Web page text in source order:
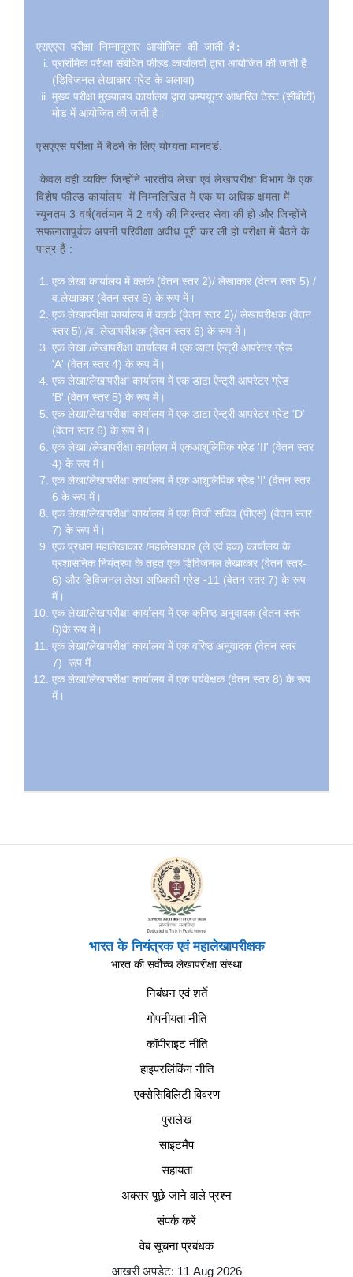
एसएएस परीक्षा निम्नानुसार आयोजित की जाती है:
प्रारांमिक परीक्षा संबंधित फील्ड कार्यालयों द्वारा आयोजित की जाती है
(डिविजनल लेखाकार ग्रेड के अलावा)
मुख्य परीक्षा मुख्यालय कार्यालय द्वारा कम्पयूटर आधारित टेस्ट (सीबीटी)
मोड में आयोजित की जाती है।
एसएएस परीक्षा में बैठने के लिए योग्यता मानदडं:
केवल वही व्यक्ति जिन्होंने भारतीय लेखा एवं लेखापरीक्षा विभाग के एक
विशेष फील्ड कार्यालय में निम्नलिखित में एक या अधिक क्षमता में
न्यूनतम 3 वर्ष(वर्तमान में 2 वर्ष) की निरन्तर सेवा की हो और जिन्होंने
सफलातापूर्वक अपनी परिवीक्षा अवीध पूरी कर ली हो परीक्षा में बैठने के
पात्र हैं :
एक लेखा कार्यालय में क्लर्क (वेतन स्तर 2)/ लेखाकार (वेतन स्तर 5) /
व.लेखाकार (वेतन स्तर 6) के रूप में।
एक लेखापरीक्षा कार्यालय में क्लर्क (वेतन स्तर 2)/ लेखापरीक्षक (वेतन
स्तर 5) /व. लेखापरीक्षक (वेतन स्तर 6) के रूप में।
एक लेखा /लेखापरीक्षा कार्यालय में एक डाटा ऐन्ट्री आपरेटर ग्रेड
'A' (वेतन स्तर 4) के रूप में।
एक लेखा/लेखापरीक्षा कार्यालय में एक डाटा ऐन्ट्री आपरेटर ग्रेड
'B' (वेतन स्तर 5) के रूप में।
एक लेखा/लेखापरीक्षा कार्यालय में एक डाटा ऐन्ट्री आपरेटर ग्रेड 'D'
(वेतन स्तर 6) के रूप में।
एक लेखा /लेखापरीक्षा कार्यालय में एकआशुलिपिकग्रेड 'II' (वेतन स्तर
4) के रूप में।
एक लेखा/लेखापरीक्षा कार्यालय में एक आशुलिपिकग्रेड 'I' (वेतन स्तर
6 के रूप में।
एक लेखा/लेखापरीक्षा कार्यालय में एक निजी सचिव (पीएस) (वेतन स्तर
7) के रूप में।
एक प्रधान महालेखाकार /महालेखाकार (ले एवं हक) कार्यालय के
प्रशासनिक नियंत्रण के तहत एक डिविजनल लेखाकार (वेतन स्तर-
6) और डिविजनल लेखा अधिकारी ग्रेड -11 (वेतन स्तर 7) के रूप
में।
एक लेखा/लेखापरीक्षा कार्यालय में एक कनिष्ठ अनुवादक (वेतन स्तर
6)के रूप में।
एक लेखा/लेखापरीक्षा कार्यालय में एक वरिष्ठ अनुवादक (वेतन स्तर
7) रूप में
एक लेखा/लेखापरीक्षा कार्यालय में एक पर्यवेक्षक (वेतन स्तर 8) के रूप
में।
भारत के नियंत्रक एवं महालेखापरीक्षक
भारत की सर्वोच्च लेखापरीक्षा संस्था
निबंधन एवं शर्ते
गोपनीयता नीति
कॉपीराइट नीति
हाइपरलिंकिंग नीति
एक्सेसिबिलिटी विवरण
पुरालेख
साइटमैप
सहायता
अक्सर पूछे जाने वाले प्रश्न
संपर्क करें
वेब सूचना प्रबंधक
आखरी अपडेट: 11 Aug 2026